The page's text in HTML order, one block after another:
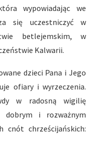
wypowiadając we
się uczestniczyć w
betlejemskim, w
Kalwarii.
dzieci Pana i Jego
ofiary i wyrzeczenia.
w radosną wigilię
dobrym i rozważnym
cnót chrześcijańskich: